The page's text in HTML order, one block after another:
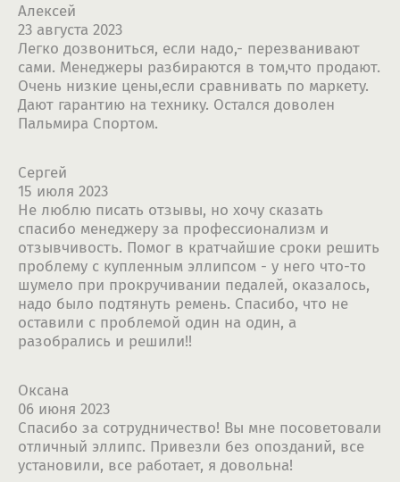
Алексей
23 августа 2023
Легко дозвониться, если надо,- перезванивают
сами. Менеджеры разбираются в том,что продают.
Очень низкие цены,если сравнивать по маркету.
Дают гарантию на технику. Остался доволен
Пальмира Спортом.
Сергей
15 июля 2023
Не люблю писать отзывы, но хочу сказать
спасибо менеджеру за профессионализм и
отзывчивость. Помог в кратчайшие сроки решить
проблему с купленным эллипсом - у него что-то
шумело при прокручивании педалей, оказалось,
надо было подтянуть ремень. Спасибо, что не
оставили с проблемой один на один, а
разобрались и решили!!
Оксана
06 июня 2023
Спасибо за сотрудничество! Вы мне посоветовали
отличный эллипс. Привезли без опозданий, все
установили, все работает, я довольна!